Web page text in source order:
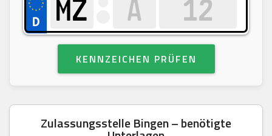
KENNZEICHEN PRÜFEN
Zulassungsstelle Bingen – benötigte